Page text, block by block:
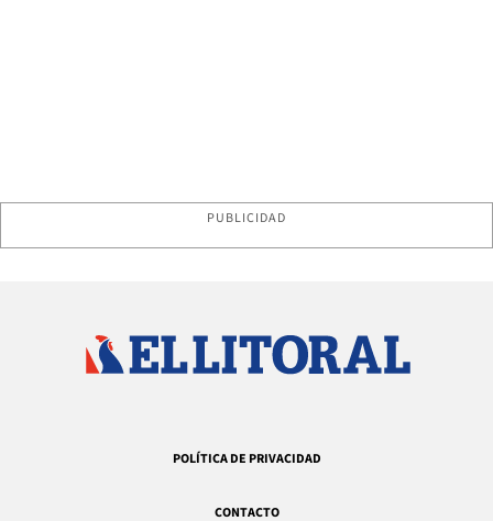
PUBLICIDAD
POLÍTICA DE PRIVACIDAD
CONTACTO